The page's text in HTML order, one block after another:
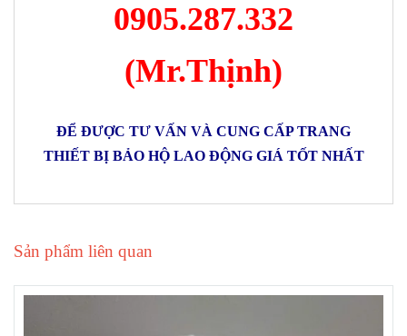
0905.287.332
(Mr.Thịnh)
ĐỂ ĐƯỢC TƯ VẤN VÀ CUNG CẤP TRANG
THIẾT BỊ BẢO HỘ LAO ĐỘNG GIÁ TỐT NHẤT
Sản phẩm liên quan